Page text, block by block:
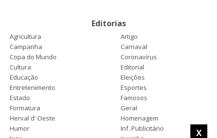
X
Editorias
Agricultura
Artigo
Campanha
Carnaval
Copa do Mundo
Coronavírus
Cultura
Editorial
Educação
Eleições
Entretenimento
Esportes
Estado
Famosos
Formatura
Geral
Herval d' Oeste
Homenagem
Humor
Inf. Publicitário